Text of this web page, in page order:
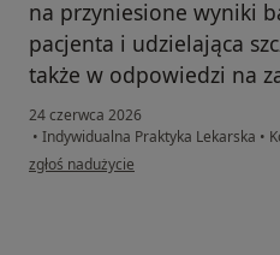
na przyniesione wyniki
pacjenta i udzielająca
także w odpowiedzi na
24 czerwca 2026
• Indywidualna Praktyka Lekarska •
w opinii użytkownika Jarko
zgłoś nadużycie